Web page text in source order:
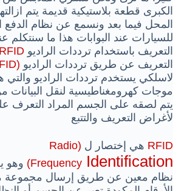
الكبرى قطعة بلاستيكية قديمة يتم
المحل فيما بعد ونسمع عن نظام الدفع
للسيارات عند البوابات هذا ما سنتكلم
التعريف باستخدام ترددات الراديو RFID
التعريف عن طريق ترددات الراديو (RFID)
لاسلكي يستخدم ترددات الراديو
موجات كهرومغناطيسية لنقل البيانات
يتم لصقه على الجسم المراد التعرف
لأغراض التعريف والتتبع
RFID هي إختصار ل (Radio
Frequency Identification
) وهو
نظام معين عن طريق إرسال مجموعة